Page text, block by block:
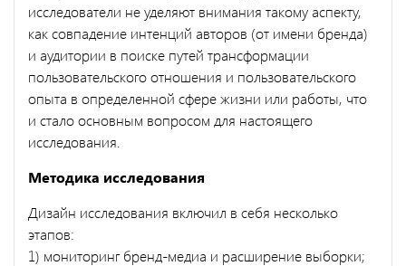
исследователи не уделяют внимания такому аспекту,
как совпадение интенций авторов (от имени бренда)
и аудитории в поиске путей трансформации
пользовательского отношения и пользовательского
опыта в определенной сфере жизни или работы, что
и стало основным вопросом для настоящего
исследования.
Методика исследования
Дизайн исследования включил в себя несколько
этапов:
1) мониторинг бренд-медиа и расширение выборки;